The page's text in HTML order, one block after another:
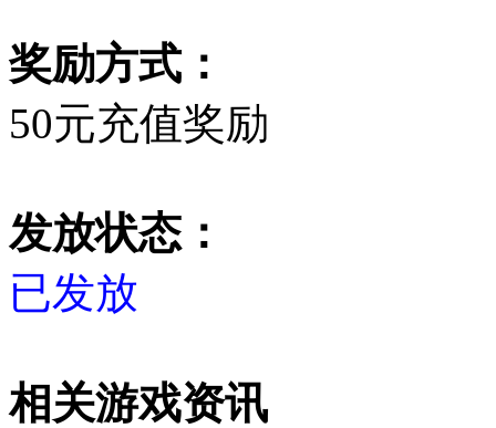
奖励方式：
50元充值奖励
发放状态：
已发放
相关游戏资讯